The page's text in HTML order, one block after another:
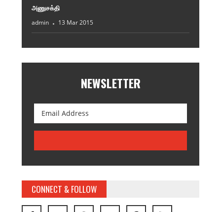
அணுசக்தி
admin 13 Mar 2015
NEWSLETTER
CONNECT & FOLLOW